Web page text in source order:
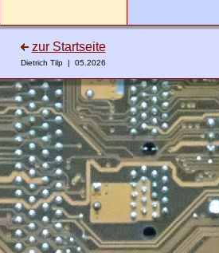
zur Startseite
Dietrich Tilp | 05.2026